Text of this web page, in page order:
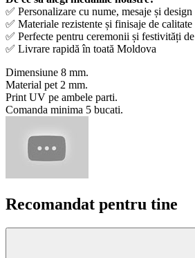
✅ Personalizare cu nume, mesaje și
✅ Materiale rezistente și finisaje de calitate
✅ Perfecte pentru ceremonii și festivități
✅ Livrare rapidă în toată Moldova
Dimensiune 8 mm.
Material pet 2 mm.
Print UV pe ambele parti.
Comanda minima 5 bucati.
Recomandat pentru tine